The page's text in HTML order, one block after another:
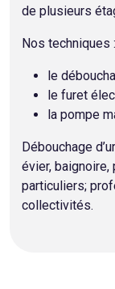
de plusieurs
Nos techniques :
le
le furet
la pompe
Débouchage
évier, baignoire,
particuliers;
collectivités.